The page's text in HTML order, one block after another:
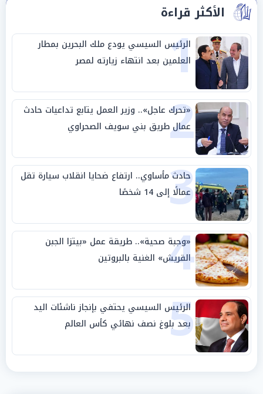
الأكثر قراءة
1
الرئيس السيسي يودع ملك البحرين بمطار
العلمين بعد انتهاء زيارته لمصر
2
«تحرك عاجل».. وزير العمل يتابع تداعيات حادث
عمال طريق بني سويف الصحراوي
3
حادث مأساوي.. ارتفاع ضحايا انقلاب سيارة تقل
عمالًا إلى 14 شخصًا
4
«وجبة صحية».. طريقة عمل «بيتزا الجبن
القريش» الغنية بالبروتين
5
الرئيس السيسي يحتفي بإنجاز ناشئات اليد
بعد بلوغ نصف نهائي كأس العالم